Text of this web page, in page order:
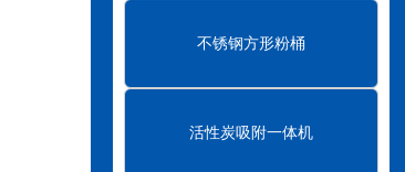
不锈钢方形粉桶
活性炭吸附一体机